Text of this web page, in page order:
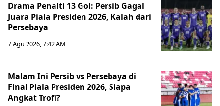
Drama Penalti 13 Gol: Persib Gagal
Juara Piala Presiden 2026, Kalah dari
Persebaya
7 Agu 2026, 7:42 AM
Malam Ini Persib vs Persebaya di
Final Piala Presiden 2026, Siapa
Angkat Trofi?